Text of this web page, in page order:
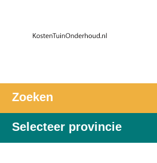
Zoeken
Selecteer provincie